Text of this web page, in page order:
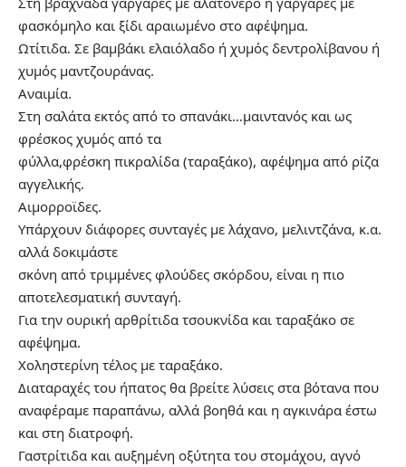
φασκόμηλο και ξίδι αραιωμένο στο αφέψημα.
Ωτίτιδα. Σε βαμβάκι ελαιόλαδο ή χυμός δεντρολίβανου ή
χυμός μαντζουράνας.
Αναιμία.
Στη σαλάτα εκτός από το σπανάκι…μαιντανός και ως
φρέσκος χυμός από τα
φύλλα,φρέσκη πικραλίδα (ταραξάκο), αφέψημα από ρίζα
αγγελικής.
Αιμορροϊδες.
Υπάρχουν διάφορες συνταγές με λάχανο, μελιντζάνα, κ.α.
αλλά δοκιμάστε
σκόνη από τριμμένες φλούδες σκόρδου, είναι η πιο
αποτελεσματική συνταγή.
Για την ουρική αρθρίτιδα τσουκνίδα και ταραξάκο σε
αφέψημα.
Χοληστερίνη τέλος με ταραξάκο.
Διαταραχές του ήπατος θα βρείτε λύσεις στα βότανα που
αναφέραμε παραπάνω, αλλά βοηθά και η αγκινάρα έστω
και στη διατροφή.
Γαστρίτιδα και αυξημένη οξύτητα του στομάχου, αγνό